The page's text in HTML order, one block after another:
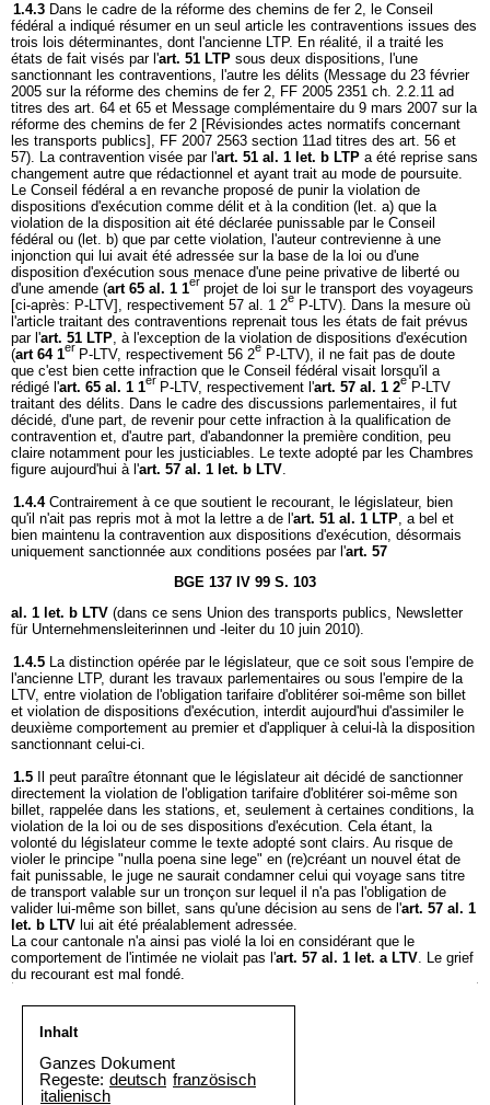
1.4.3 Dans le cadre de la réforme des chemins de fer 2, le Conseil
fédéral a indiqué résumer en un seul article les contraventions issues des
trois lois déterminantes, dont l'ancienne LTP. En réalité, il a traité les
états de fait visés par l'art. 51 LTP sous deux dispositions, l'une
sanctionnant les contraventions, l'autre les délits (Message du 23 février
2005 sur la réforme des chemins de fer 2, FF 2005 2351 ch. 2.2.11 ad
titres des art. 64 et 65 et Message complémentaire du 9 mars 2007 sur la
réforme des chemins de fer 2 [Révisiondes actes normatifs concernant
les transports publics], FF 2007 2563 section 11ad titres des art. 56 et
57). La contravention visée par l'art. 51 al. 1 let. b LTP a été reprise sans
changement autre que rédactionnel et ayant trait au mode de poursuite.
Le Conseil fédéral a en revanche proposé de punir la violation de
dispositions d'exécution comme délit et à la condition (let. a) que la
violation de la disposition ait été déclarée punissable par le Conseil
fédéral ou (let. b) que par cette violation, l'auteur contrevienne à une
injonction qui lui avait été adressée sur la base de la loi ou d'une
disposition d'exécution sous menace d'une peine privative de liberté ou
d'une amende (art 65 al. 1 1erprojet de loi sur le transport des voyageurs
[ci-après: P-LTV], respectivement 57 al. 1 2e P-LTV). Dans la mesure où
l'article traitant des contraventions reprenait tous les états de fait prévus
par l'art. 51 LTP, à l'exception de la violation de dispositions d'exécution
(art 64 1erP-LTV, respectivement 56 2e P-LTV), il ne fait pas de doute
que c'est bien cette infraction que le Conseil fédéral visait lorsqu'il a
rédigé l'art. 65 al. 1 1er P-LTV, respectivement l'art. 57 al. 1 2e P-LTV
traitant des délits. Dans le cadre des discussions parlementaires, il fut
décidé, d'une part, de revenir pour cette infraction à la qualification de
contravention et, d'autre part, d'abandonner la première condition, peu
claire notamment pour les justiciables. Le texte adopté par les Chambres
figure aujourd'hui à l'art. 57 al. 1 let. b LTV.
1.4.4 Contrairement à ce que soutient le recourant, le législateur, bien
qu'il n'ait pas repris mot à mot la lettre a de l'art. 51 al. 1 LTP, a bel et
bien maintenu la contravention aux dispositions d'exécution, désormais
uniquement sanctionnée aux conditions posées par l'art. 57
BGE 137 IV 99 S. 103
al. 1 let. b LTV (dans ce sens Union des transports publics, Newsletter
für Unternehmensleiterinnen und -leiter du 10 juin 2010).
1.4.5 La distinction opérée par le législateur, que ce soit sous l'empire de
l'ancienne LTP, durant les travaux parlementaires ou sous l'empire de la
LTV, entre violation de l'obligation tarifaire d'oblitérer soi-même son billet
et violation de dispositions d'exécution, interdit aujourd'hui d'assimiler le
deuxième comportement au premier et d'appliquer à celui-là la disposition
sanctionnant celui-ci.
1.5
Il peut paraître étonnant que le législateur ait décidé de sanctionner
directement la violation de l'obligation tarifaire d'oblitérer soi-même son
billet, rappelée dans les stations, et, seulement à certaines conditions, la
violation de la loi ou de ses dispositions d'exécution. Cela étant, la
volonté du législateur comme le texte adopté sont clairs. Au risque de
violer le principe "nulla poena sine lege" en (re)créant un nouvel état de
fait punissable, le juge ne saurait condamner celui qui voyage sans titre
de transport valable sur un tronçon sur lequel il n'a pas l'obligation de
valider lui-même son billet, sans qu'une décision au sens de l'art. 57 al. 1
let. b LTV lui ait été préalablement adressée.
La cour cantonale n'a ainsi pas violé la loi en considérant que le
comportement de l'intimée ne violait pas l'art. 57 al. 1 let. a LTV. Le grief
du recourant est mal fondé.
Inhalt
Ganzes Dokument
Regeste: deutsch französisch
italienisch